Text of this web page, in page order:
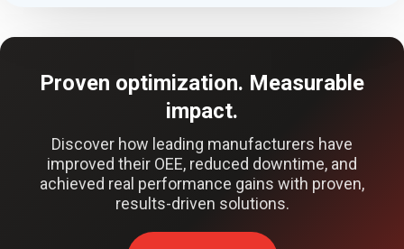
Proven optimization. Measurable
impact.
Discover how leading manufacturers have
improved their OEE, reduced downtime, and
achieved real performance gains with proven,
results-driven solutions.